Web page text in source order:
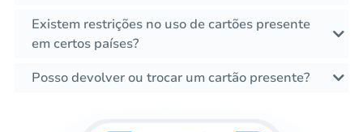
Existem restrições no uso de cartões presente
em certos países?
Posso devolver ou trocar um cartão presente?